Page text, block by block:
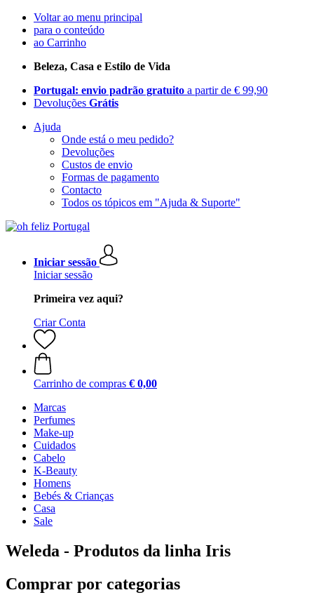
Voltar ao menu principal
para o conteúdo
ao Carrinho
Beleza, Casa e Estilo de Vida
Portugal: envio padrão gratuito a partir de € 99,90
Devoluções Grátis
Ajuda
Onde está o meu pedido?
Devoluções
Custos de envio
Formas de pagamento
Contacto
Todos os tópicos em "Ajuda & Suporte"
Iniciar sessão
Iniciar sessão
Primeira vez aqui?
Criar Conta
Carrinho de compras € 0,00
Marcas
Perfumes
Make-up
Cuidados
Cabelo
K-Beauty
Homens
Bebés & Crianças
Casa
Sale
Weleda - Produtos da linha Iris
Comprar por categorias